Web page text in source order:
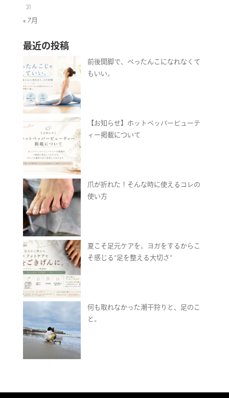
31
« 7月
最近の投稿
前後開脚で、ぺったんこになれなくて
もいい。
【お知らせ】ホットペッパービューテ
ィー掲載について
爪が折れた！そんな時に使えるコレの
使い方
夏こそ足元ケアを。ヨガをするからこ
そ感じる“足を整える大切さ”
何も取れなかった潮干狩りと、足のこ
と。